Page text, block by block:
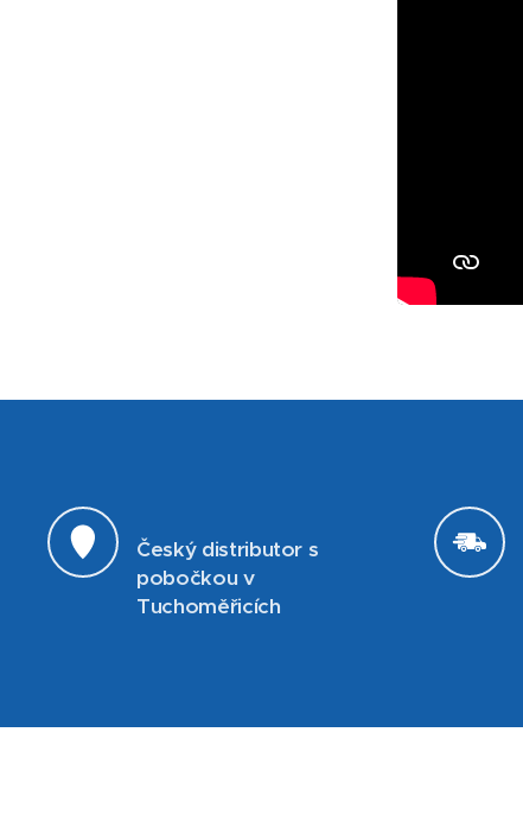
Český distributor s
pobočkou v
Tuchoměřicích